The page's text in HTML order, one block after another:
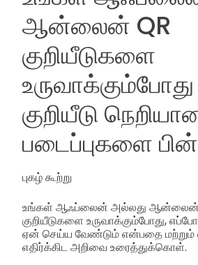
ஆன்லைன் QR
குறியீடுகளை
குறியீடு
படைப்புகளை
புகழ் கூற்று
உங்கள் ஆஃப்லைன் அல்லது ஆன்லைன்
குறியீடுகளை உருவாக்கும்போது,
ஏன் செய்ய வேண்டும் என்பதை மற்றும்
எதிர்க்கிட அறிவை உரைத்துக்கொள்.